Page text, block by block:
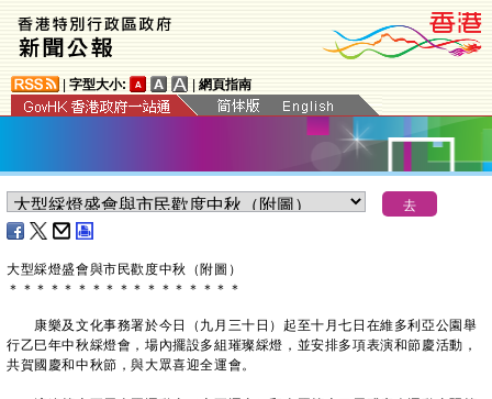
字型大小: 網頁指南
大型綵燈盛會與市民歡度中秋（附圖）
＊ ＊ ＊ ＊ ＊ ＊ ＊ ＊ ＊ ＊ ＊ ＊ ＊ ＊ ＊ ＊ ＊
康樂及文化事務署於今日（九月三十日）起至十月七日在維多利亞公園舉
行乙巳年中秋綵燈會，場內擺設多組璀璨綵燈，並安排多項表演和節慶活動，
共賀國慶和中秋節，與大眾喜迎全運會。